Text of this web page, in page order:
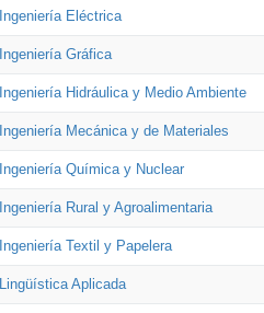
Ingeniería Eléctrica
Ingeniería Gráfica
Ingeniería Hidráulica y Medio Ambiente
Ingeniería Mecánica y de Materiales
Ingeniería Química y Nuclear
Ingeniería Rural y Agroalimentaria
Ingeniería Textil y Papelera
Lingüística Aplicada